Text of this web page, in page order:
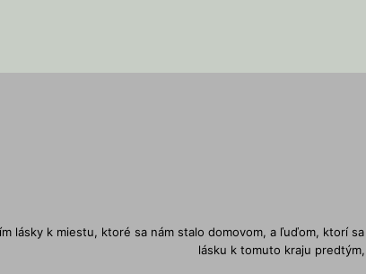
lásky k miestu, ktoré sa nám stalo domovom, a ľuďom, ktorí
lásku k tomuto kraju